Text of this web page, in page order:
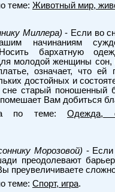
теме: Животный мир,
Миллера) - Если во
начинаниям
бархатную
молодой женщины сон,
означает, что ей
достойных и
старый поношенный
Вам добиться
по теме: Одежда,
Морозовой) - Если
преодолевают
преувеличиваете
теме: Спорт, игра.